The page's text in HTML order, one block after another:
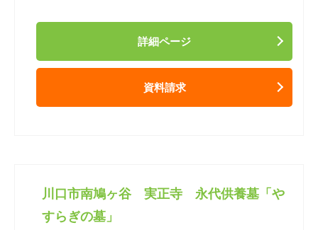
詳細ページ
資料請求
川口市南鳩ヶ谷 実正寺 永代供養墓「や
すらぎの墓」